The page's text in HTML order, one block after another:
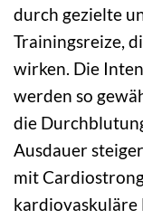
durch gezielte
Trainingsreize,
wirken. Die
werden so
die
Ausdauer
mit
kardiovaskuläre